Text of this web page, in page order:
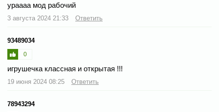
ураааа мод рабочий
3 августа 2024 21:33 Ответить
93489034
0
игрушечка классная и открытая !!!
19 июня 2024 08:25 Ответить
78943294